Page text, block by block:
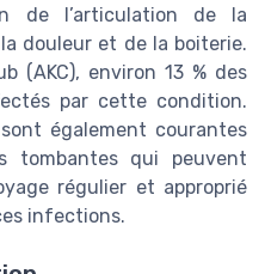
de l’articulation de la
douleur et de la boiterie.
(AKC), environ 13 % des
par cette condition.
également courantes
tombantes qui peuvent
régulier et approprié
infections.